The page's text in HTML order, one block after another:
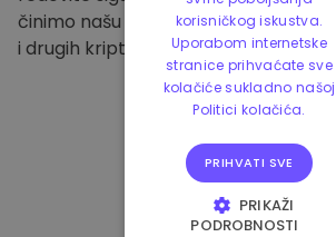
činimo našu platformu sigurnim
i drugih kriptovaluta.
korisničkog iskustva.
Uporabom internetske
stranice prihvaćate sve
kolačiće sukladno našoj
Politici kolačića.
PRIHVATI SVE
PRIKAŽI
PODROBNOSTI